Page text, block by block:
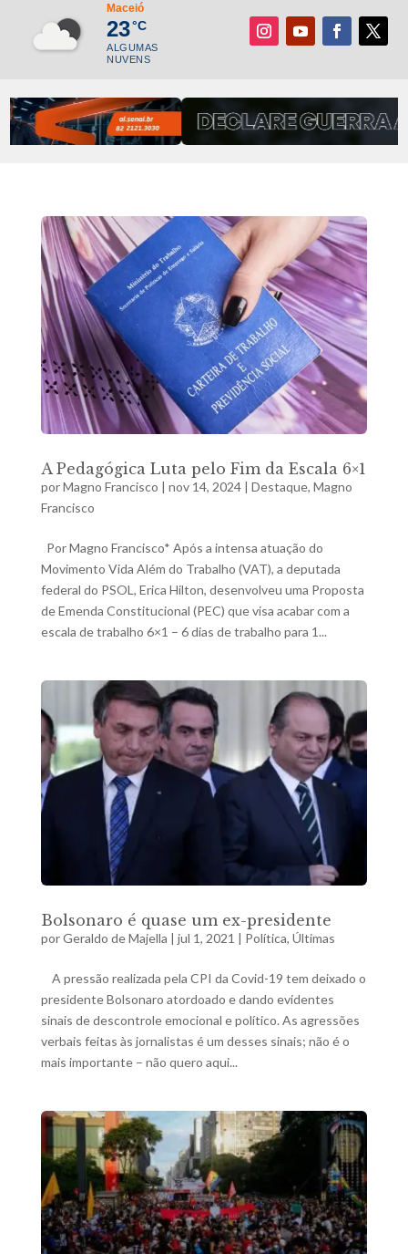
Maceió
23°C
ALGUMAS
NUVENS
A Pedagógica Luta pelo Fim da Escala 6×1
porMagno Francisco | nov 14, 2024| Destaque, Magno
Francisco
Por Magno Francisco* Após a intensa atuação do
Movimento Vida Além do Trabalho (VAT), a deputada
federal do PSOL, Erica Hilton, desenvolveu uma Proposta
de Emenda Constitucional (PEC) que visa acabar com a
escala de trabalho 6×1 – 6 dias de trabalho para 1...
Bolsonaro é quase um ex-presidente
porGeraldo de Majella | jul 1, 2021 | Política, Últimas
A pressão realizada pela CPI da Covid-19 tem deixado o
presidente Bolsonaro atordoado e dando evidentes
sinais de descontrole emocional e político. As agressões
verbais feitas às jornalistas é um desses sinais; não é o
mais importante – não quero aqui...